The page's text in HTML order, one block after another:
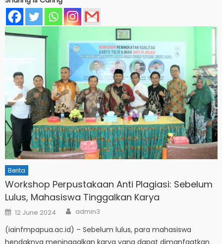
Berita
Workshop Perpustakaan Anti Plagiasi: Sebelum
Lulus, Mahasiswa Tinggalkan Karya
Posted
on
12 June 2024 Author
admin3
(iainfmpapua.ac.id) – Sebelum lulus, para mahasiswa
hendaknya meninggalkan karya yang dapat dimanfaatkan